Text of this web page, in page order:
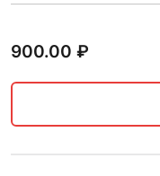
900.00 ₽